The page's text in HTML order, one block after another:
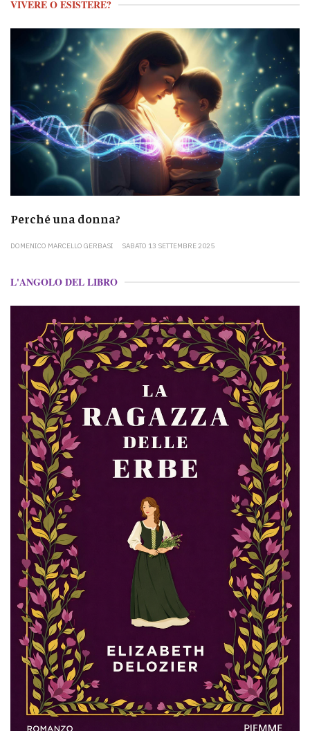
VIVERE O ESISTERE?
Perché una donna?
DOMENICO MARCELLO GERBASI SABATO 13 SETTEMBRE 2025
L'ANGOLO DEL LIBRO